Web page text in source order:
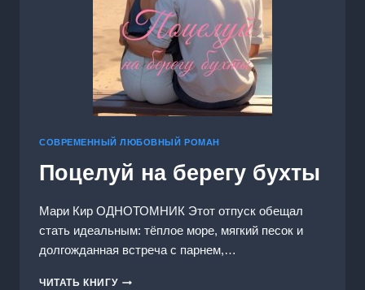
СОВРЕМЕННЫЙ ЛЮБОВНЫЙ РОМАН
Поцелуй на берегу бухты
Мари Кир ОДНОТОМНИК Этот отпуск обещал
стать идеальным: тёплое море, мягкий песок и
долгожданная встреча с парнем,…
ЧИТАТЬ КНИГУПОЦЕЛУЙ